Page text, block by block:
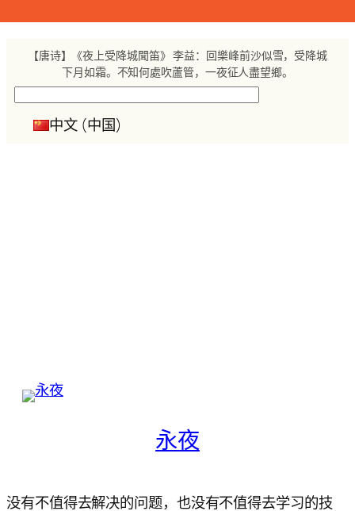
【唐诗】《夜上受降城聞笛》 李益：回樂峰前沙似雪，受降城
下月如霜。不知何處吹蘆管，一夜征人盡望鄉。
中文 (中国)
永夜
没有不值得去解决的问题，也没有不值得去学习的技